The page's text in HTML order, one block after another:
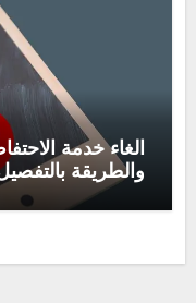
الغاء خدمة
والطريقة